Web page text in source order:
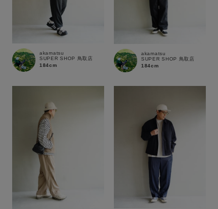
akamatsu
SUPER SHOP 鳥取店
184cm
akamatsu
SUPER SHOP 鳥取店
184cm